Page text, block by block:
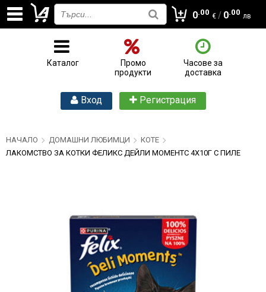
0.00 € / 0.00 лв
Каталог
Промо
продукти
Часове за
доставка
Вход Регистрация
НАЧАЛО ДОМАШНИ ЛЮБИМЦИ
КОТЕ
ЛАКОМСТВО ЗА КОТКИ ФЕЛИКС ДЕЙЛИ МОМЕНТС 4Х10Г С ПИЛЕ